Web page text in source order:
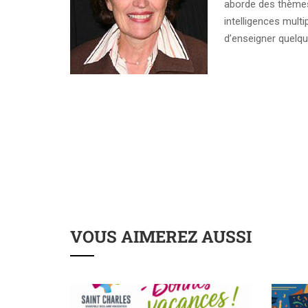
aborde des
intelligences
d’enseigner
VOUS AIMEREZ AUSSI